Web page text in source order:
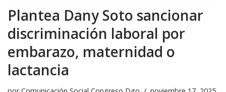
Plantea Dany Soto sancionar
discriminación laboral por
embarazo, maternidad o
lactancia